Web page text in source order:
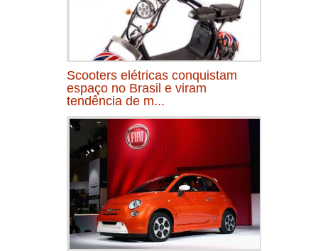
Scooters elétricas conquistam
espaço no Brasil e viram
tendência de m...